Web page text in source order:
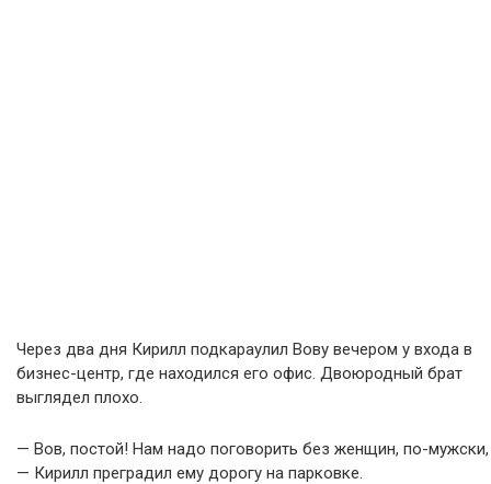
Через два дня Кирилл подкараулил Вову вечером у входа в
бизнес-центр, где находился его офис. Двоюродный брат
выглядел плохо.
— Вов, постой! Нам надо поговорить без женщин, по-мужски,
— Кирилл преградил ему дорогу на парковке.